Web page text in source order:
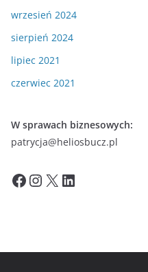
wrzesień 2024
sierpień 2024
lipiec 2021
czerwiec 2021
W sprawach biznesowych:
patrycja@heliosbucz.pl
Facebook InstagramX LinkedIn